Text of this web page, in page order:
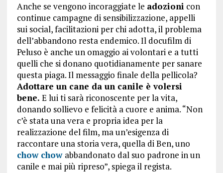
Anche se vengono incoraggiate le adozioni con
continue campagne di sensibilizzazione, appelli
sui social, facilitazioni per chi adotta, il problema
dell’abbandono resta endemico. Il docufilm di
Peluso è anche un omaggio ai volontari e a tutti
quelli che si donano quotidianamente per sanare
questa piaga. Il messaggio finale della pellicola?
Adottare un cane da un canile è volersi
bene. E lui ti sarà riconoscente per la vita,
donando sollievo e felicità a cuore e anima. “Non
c’è stata una vera e propria idea per la
realizzazione del film, ma un’esigenza di
raccontare una storia vera, quella di Ben, uno
chow chow abbandonato dal suo padrone in un
canile e mai più ripreso”, spiega il regista.